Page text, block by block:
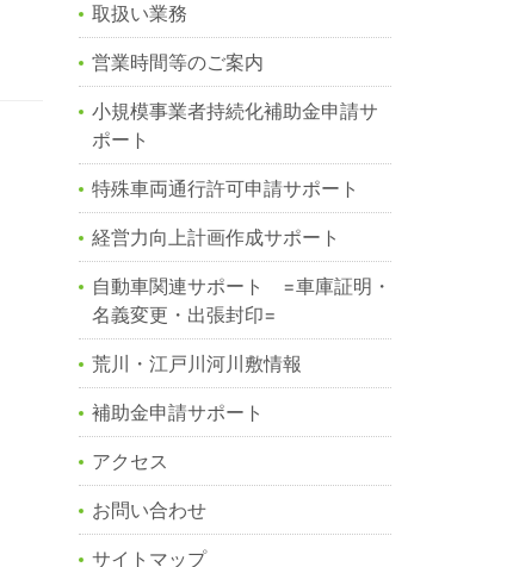
取扱い業務
営業時間等のご案内
小規模事業者持続化補助金申請サ
ポート
特殊車両通行許可申請サポート
経営力向上計画作成サポート
自動車関連サポート =車庫証明・
名義変更・出張封印=
荒川・江戸川河川敷情報
補助金申請サポート
アクセス
お問い合わせ
サイトマップ